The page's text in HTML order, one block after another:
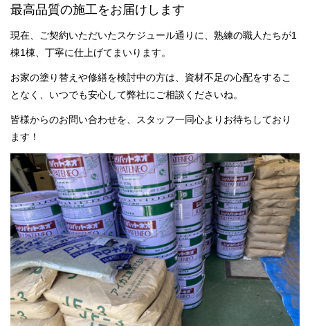
最高品質の施工をお届けします
現在、ご契約いただいたスケジュール通りに、熟練の職人たちが1
棟1棟、丁寧に仕上げてまいります。
お家の塗り替えや修繕を検討中の方は、資材不足の心配をするこ
となく、いつでも安心して弊社にご相談くださいね。
皆様からのお問い合わせを、スタッフ一同心よりお待ちしており
ます！